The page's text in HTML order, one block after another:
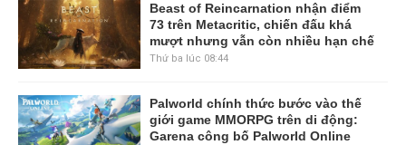
Beast of Reincarnation nhận điểm
73 trên Metacritic, chiến đấu khá
mượt nhưng vẫn còn nhiều hạn chế
Thứ ba lúc 08:44
Palworld chính thức bước vào thế
giới game MMORPG trên di động:
Garena công bố Palworld Online